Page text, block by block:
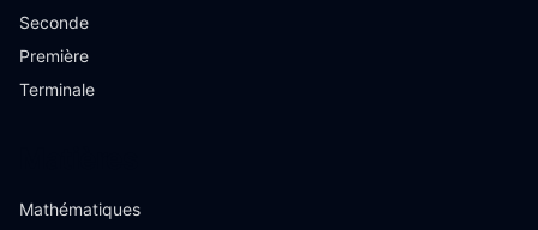
Seconde
Première
Terminale
Mathématiques